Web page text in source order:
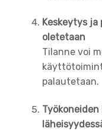
Keskeytys
oletetaan
Tilanne voi
palautetaan.